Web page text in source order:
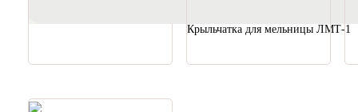
Крыльчатка для мельницы ЛМТ-1